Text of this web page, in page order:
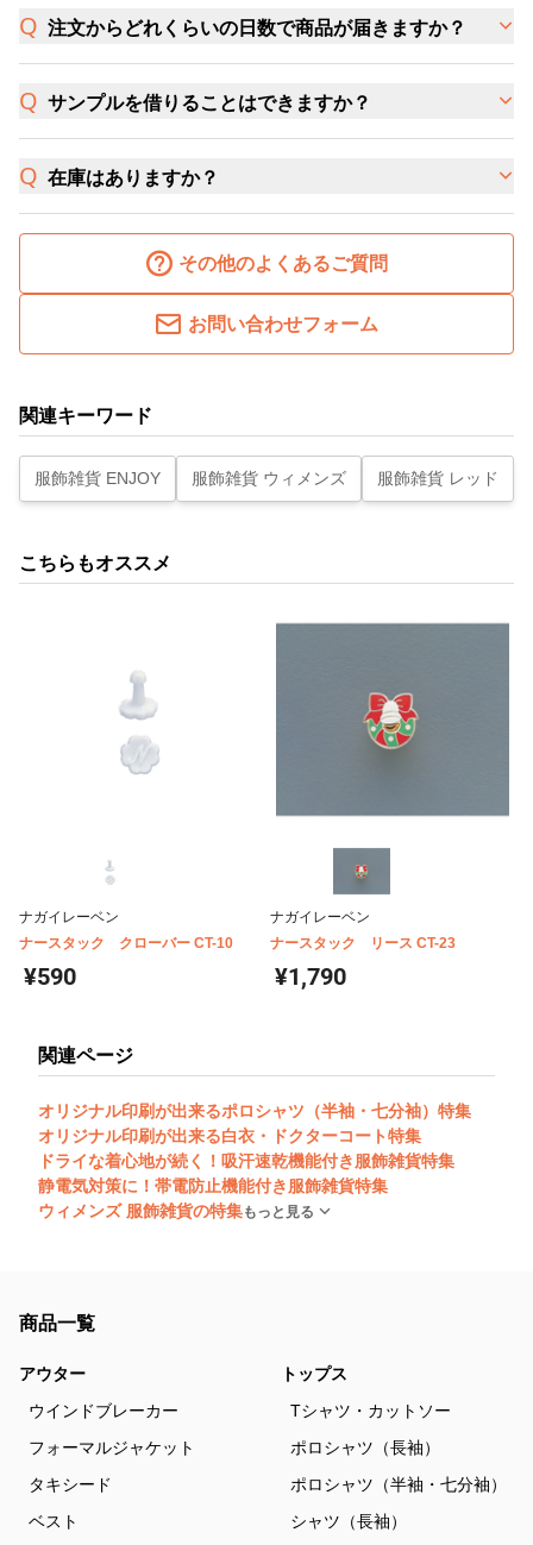
注文からどれくらいの日数で商品が届きますか？
サンプルを借りることはできますか？
在庫はありますか？
その他のよくあるご質問
お問い合わせフォーム
関連キーワード
服飾雑貨 ENJOY 服飾雑貨 ウィメンズ 服飾雑貨 レッド
こちらもオススメ
ナガイレーベン
ナースタック クローバー CT-10
¥590
ナガイレーベン
ナースタック リース CT-23
¥1,790
関連ページ
オリジナル印刷が出来るポロシャツ（半袖・七分袖）特集
オリジナル印刷が出来る白衣・ドクターコート特集
ドライな着心地が続く！吸汗速乾機能付き服飾雑貨特集
静電気対策に！帯電防止機能付き服飾雑貨特集
ウィメンズ 服飾雑貨の特集もっと見る
商品一覧
アウター
ウインドブレーカー
フォーマルジャケット
タキシード
ベスト
トップス
Tシャツ・カットソー
ポロシャツ（長袖）
ポロシャツ（半袖・七分袖）
シャツ（長袖）